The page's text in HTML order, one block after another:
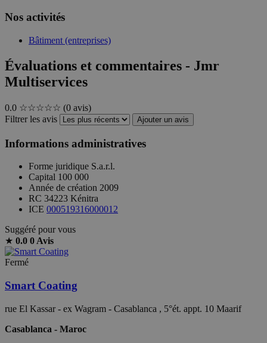
Nos activités
Bâtiment (entreprises)
Évaluations et commentaires - Jmr
Multiservices
0.0 ☆☆☆☆☆ (0 avis)
Filtrer les avis
Ajouter un avis
Informations administratives
Forme juridique S.a.r.l.
Capital 100 000
Année de création 2009
RC 34223 Kénitra
ICE 000519316000012
Suggéré pour vous
★ 0.0 0 Avis
Fermé
Smart Coating
rue El Kassar - ex Wagram - Casablanca , 5°ét. appt. 10 Maarif
Casablanca - Maroc